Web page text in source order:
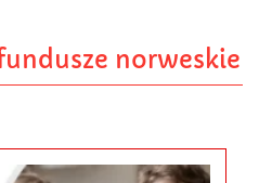
norweskie